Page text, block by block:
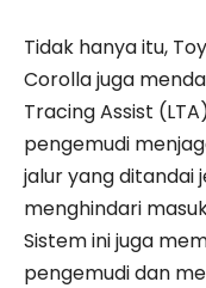
Tidak hanya itu,
Corolla juga
Tracing Assist
pengemudi
jalur yang ditandai
menghindari
Sistem ini juga
pengemudi dan